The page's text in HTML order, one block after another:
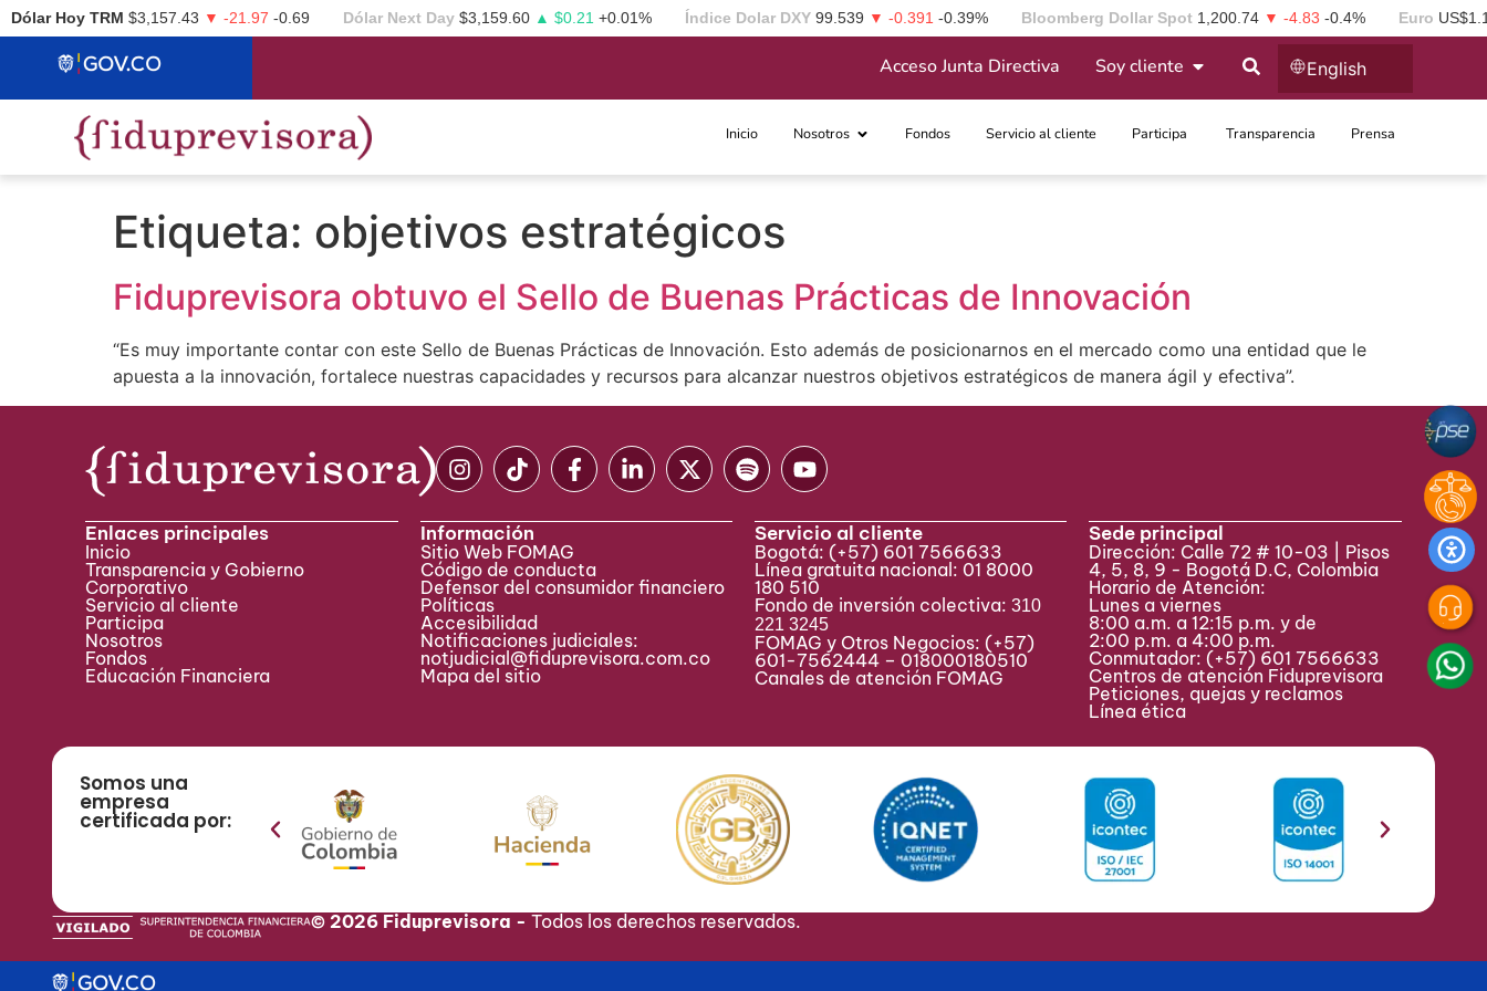
Dólar Hoy TRM $3,157.43 ▼ -21.97 -0.69 Dólar Next Day $3,159.60 ▲ $0.21 +0.01% Índice Dolar DXY 99.539 ▼ -0.391 -0.39% Bloomberg Dollar Spot 1,200.74 ▼ -4.83 -0.4% Euro
Acceso Junta Directiva Soy cliente English
Inicio Nosotros Fondos Servicio al cliente Participa ​ Transparencia Prensa
Etiqueta: objetivos estratégicos
Fiduprevisora obtuvo el Sello de Buenas Prácticas de Innovación
“Es muy importante contar con este Sello de Buenas Prácticas de Innovación. Esto además de posicionarnos en el mercado como una entidad que le
apuesta a la innovación, fortalece nuestras capacidades y recursos para alcanzar nuestros objetivos estratégicos de manera ágil y efectiva”.
Enlaces principales
Inicio
Transparencia y Gobierno
Corporativo
Servicio al cliente
Participa ​
Nosotros
Fondos
Educación Financiera
Información
Sitio Web FOMAG
Código de conducta
Defensor del consumidor financiero
Políticas
Accesibilidad
Notificaciones judiciales:
notjudicial@fiduprevisora.com.co
Mapa del sitio
Servicio al cliente
Bogotá: (+57) 601 7566633
Línea gratuita nacional: 01 8000
180 510
Fondo de inversión colectiva: 310
221 3245
FOMAG y Otros Negocios: (+57)
601-7562444 – 018000180510
Canales de atención FOMAG
Sede principal
Dirección: Calle 72 # 10-03 | Pisos
4, 5, 8, 9 - Bogotá D.C, Colombia
Horario de Atención:
Lunes a viernes
8:00 a.m. a 12:15 p.m. y de
2:00 p.m. a 4:00 p.m.
Conmutador: (+57) 601 7566633
Centros de atención Fiduprevisora
Peticiones, quejas y reclamos
Línea ética
Somos una
empresa
certificada por:
© 2026 Fiduprevisora -Todos los derechos reservados.